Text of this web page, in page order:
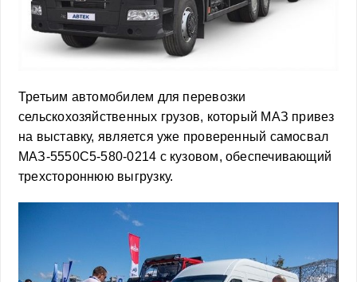
Третьим автомобилем для перевозки
сельскохозяйственных грузов, который МАЗ привез
на выставку, является уже проверенный самосвал
МАЗ-5550С5-580-0214 с кузовом, обеспечивающий
трехстороннюю выгрузку.